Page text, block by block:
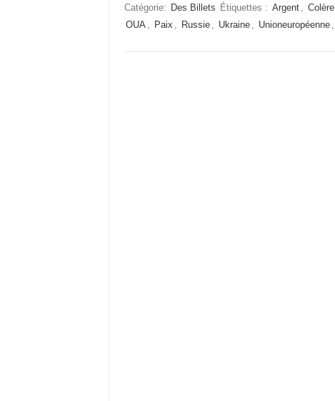
Catégorie: Des Billets Étiquettes : Argent , Colère
OUA , Paix , Russie , Ukraine , Unioneuropéenne ,